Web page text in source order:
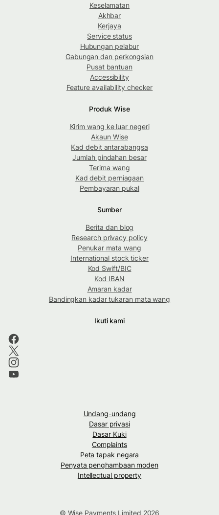
Keselamatan
Akhbar
Kerjaya
Service status
Hubungan pelabur
Gabungan dan perkongsian
Pusat bantuan
Accessibility
Feature availability checker
Produk Wise
Kirim wang ke luar negeri
Akaun Wise
Kad debit antarabangsa
Jumlah pindahan besar
Terima wang
Kad debit perniagaan
Pembayaran pukal
Sumber
Berita dan blog
Research privacy policy
Penukar mata wang
International stock ticker
Kod Swift/BIC
Kod IBAN
Amaran kadar
Bandingkan kadar tukaran mata wang
Ikuti kami
Undang-undang
Dasar privasi
Dasar Kuki
Complaints
Peta tapak negara
Penyata penghambaan moden
Intellectual property
© Wise Payments Limited 2026